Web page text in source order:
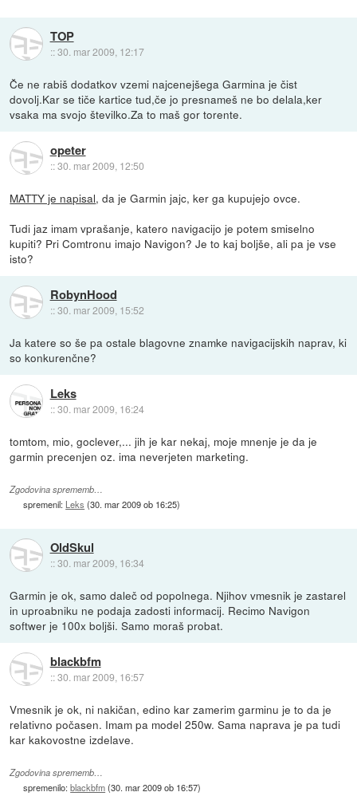
TOP
::30. mar 2009, 12:17
Če ne rabiš dodatkov vzemi najcenejšega Garmina je čist
dovolj.Kar se tiče kartice tud,če jo presnameš ne bo delala,ker
vsaka ma svojo številko.Za to maš gor torente.
opeter
::30. mar 2009, 12:50
MATTY je napisal, da je Garmin jajc, ker ga kupujejo ovce.
Tudi jaz imam vprašanje, katero navigacijo je potem smiselno
kupiti? Pri Comtronu imajo Navigon? Je to kaj boljše, ali pa je vse
isto?
RobynHood
::30. mar 2009, 15:52
Ja katere so še pa ostale blagovne znamke navigacijskih naprav, ki
so konkurenčne?
Leks
::30. mar 2009, 16:24
tomtom, mio, goclever,... jih je kar nekaj, moje mnenje je da je
garmin precenjen oz. ima neverjeten marketing.
Zgodovina sprememb…
spremenil: Leks (30. mar 2009 ob 16:25)
OldSkul
::30. mar 2009, 16:34
Garmin je ok, samo daleč od popolnega. Njihov vmesnik je zastarel
in uproabniku ne podaja zadosti informacij. Recimo Navigon
softwer je 100x boljši. Samo moraš probat.
blackbfm
::30. mar 2009, 16:57
Vmesnik je ok, ni nakičan, edino kar zamerim garminu je to da je
relativno počasen. Imam pa model 250w. Sama naprava je pa tudi
kar kakovostne izdelave.
Zgodovina sprememb…
spremenilo:blackbfm(30. mar 2009 ob 16:57)